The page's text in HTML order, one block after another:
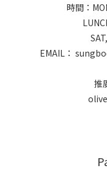
時間：
EMAIL：
推